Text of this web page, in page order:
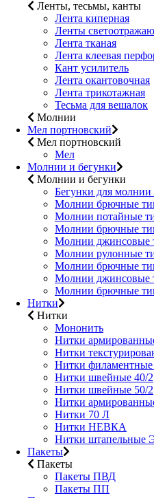
Ленты, тесьмы, канты
Лента киперная
Ленты
Лента тканая
Лента клеевая
Кант усилитель
Лента окантовочная
Лента трикотажная
Тесьма для вешалок
Молнии
Мел портновский
Мел портновский
Мел
Молнии и бегунки
Молнии и бегунки
Бегунки для молнии
Молнии брючные
Молнии потайные
Молнии брючные
Молнии джинсовые
Молнии рулонные
Молнии брючные
Молнии джинсовые
Молнии брючные
Нитки
Нитки
Мононить
Нитки
Нитки
Нитки филаментные
Нитки швейные 40/2
Нитки швейные 50/2
Нитки
Нитки 70 Л
Нитки НЕВКА
Нитки штапельные
Пакеты
Пакеты
Пакеты ПВД
Пакеты ПП